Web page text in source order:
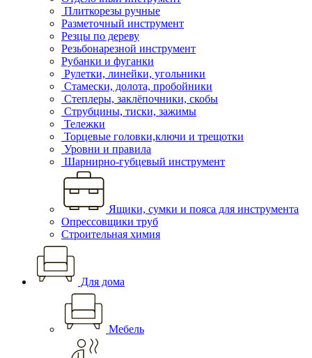
Плиткорезы ручные
Разметочный инструмент
Резцы по дереву
Резьбонарезной инструмент
Рубанки и фуганки
Рулетки, линейки, угольники
Стамески, долота, пробойники
Степлеры, заклёпочники, скобы
Струбцины, тиски, зажимы
Тележки
Торцевые головки,ключи и трещотки
Уровни и правила
Шарнирно-губцевый инструмент
Ящики, сумки и пояса для инструмента
Опрессовщики труб
Строительная химия
Для дома
Мебель